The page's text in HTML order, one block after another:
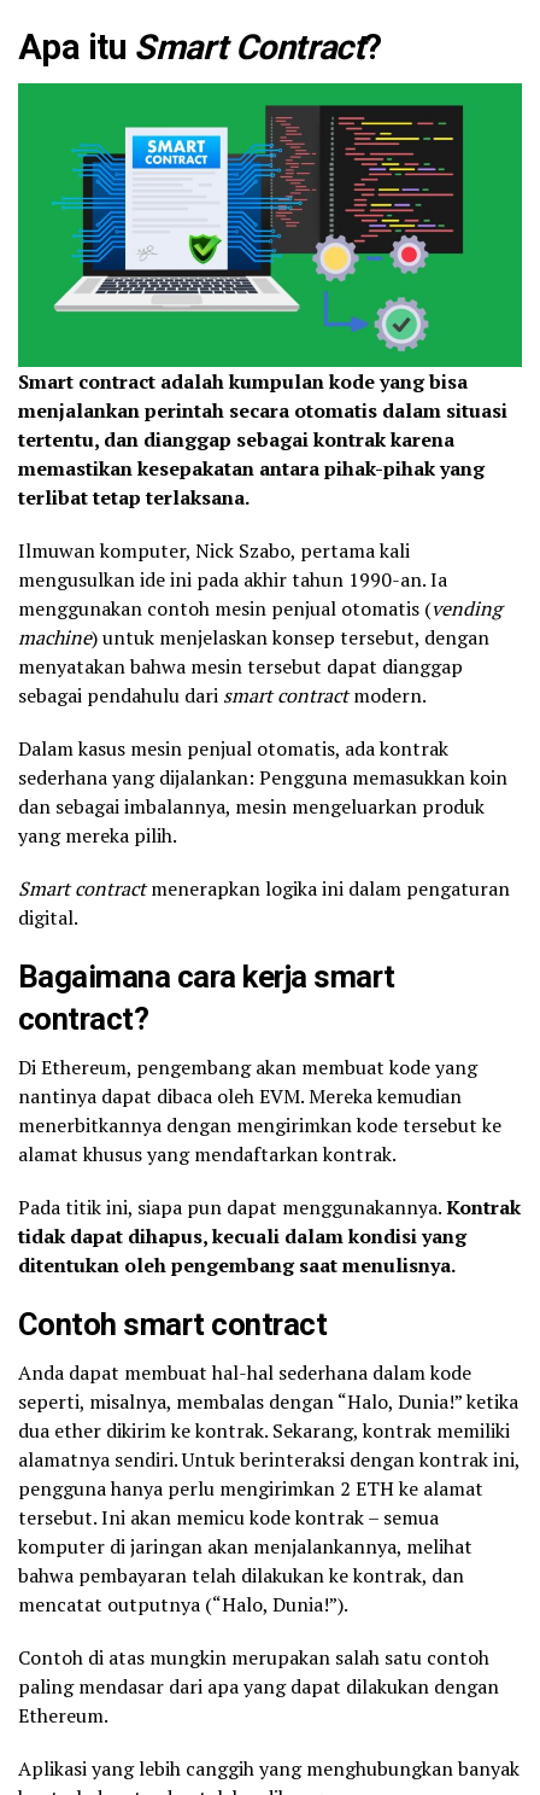
Apa itu Smart Contract?
Smart contract adalah kumpulan kode yang bisa
menjalankan perintah secara otomatis dalam situasi
tertentu, dan dianggap sebagai kontrak karena
memastikan kesepakatan antara pihak-pihak yang
terlibat tetap terlaksana.
Ilmuwan komputer, Nick Szabo, pertama kali
mengusulkan ide ini pada akhir tahun 1990-an. Ia
menggunakan contoh mesin penjual otomatis (vending
machine) untuk menjelaskan konsep tersebut, dengan
menyatakan bahwa mesin tersebut dapat dianggap
sebagai pendahulu dari smart contractmodern.
Dalam kasus mesin penjual otomatis, ada kontrak
sederhana yang dijalankan: Pengguna memasukkan koin
dan sebagai imbalannya, mesin mengeluarkan produk
yang mereka pilih.
Smart contractmenerapkan logika ini dalam pengaturan
digital.
Bagaimana cara kerja smart
contract?
Di Ethereum, pengembang akan membuat kode yang
nantinya dapat dibaca oleh EVM. Mereka kemudian
menerbitkannya dengan mengirimkan kode tersebut ke
alamat khusus yang mendaftarkan kontrak.
Pada titik ini, siapa pun dapat menggunakannya.Kontrak
tidak dapat dihapus, kecuali dalam kondisi yang
ditentukan oleh pengembang saat menulisnya.
Contoh smart contract
Anda dapat membuat hal-hal sederhana dalam kode
seperti, misalnya, membalas dengan “Halo, Dunia!” ketika
dua ether dikirim ke kontrak. Sekarang, kontrak memiliki
alamatnya sendiri. Untuk berinteraksi dengan kontrak ini,
pengguna hanya perlu mengirimkan 2 ETH ke alamat
tersebut. Ini akan memicu kode kontrak – semua
komputer di jaringan akan menjalankannya, melihat
bahwa pembayaran telah dilakukan ke kontrak, dan
mencatat outputnya (“Halo, Dunia!”).
Contoh di atas mungkin merupakan salah satu contoh
paling mendasar dari apa yang dapat dilakukan dengan
Ethereum.
Aplikasi yang lebih canggih yang menghubungkan banyak